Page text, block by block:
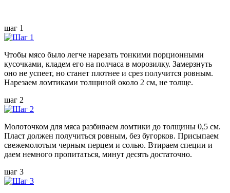
шаг 1
Чтобы мясо было легче нарезать тонкими порционными
кусочками, кладем его на полчаса в морозилку. Замерзнуть
оно не успеет, но станет плотнее и срез получится ровным.
Нарезаем ломтиками толщиной около 2 см, не толще.
шаг 2
Молоточком для мяса разбиваем ломтики до толщины 0,5 см.
Пласт должен получиться ровным, без бугорков. Присыпаем
свежемолотым черным перцем и солью. Втираем специи и
даем немного пропитаться, минут десять достаточно.
шаг 3